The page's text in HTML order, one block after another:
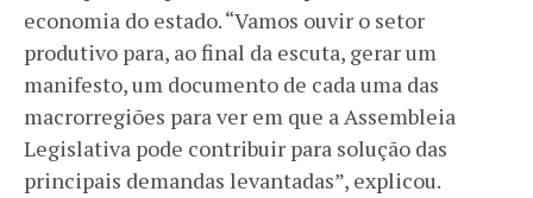
economia do estado. “Vamos ouvir o setor
produtivo para, ao final da escuta, gerar um
manifesto, um documento de cada uma das
macrorregiões para ver em que a Assembleia
Legislativa pode contribuir para solução das
principais demandas levantadas”, explicou.